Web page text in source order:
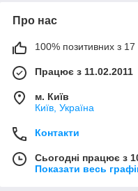
Про нас
100% позитивних з 17
Працює з 11.02.2011
м. Київ
Київ, Україна
Контакти
Сьогодні працює з
Показати весь